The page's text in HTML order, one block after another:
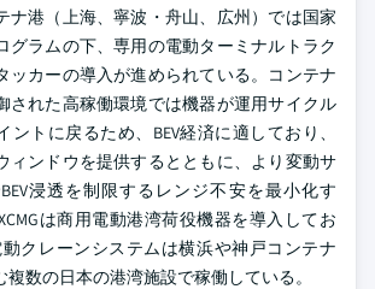
ナ港（上海、寧波・舟山、広州）では国家
グラムの下、専用の電動ターミナルトラク
ッカーの導入が進められている。コンテナ
された高稼働環境では機器が運用サイクル
ントに戻るため、BEV経済に適しており、
ィンドウを提供するとともに、より変動サ
浸透を制限するレンジ不安を最小化す
は商用電動港湾荷役機器を導入してお
動クレーンシステムは横浜や神戸コンテナ
複数の日本の港湾施設で稼働している。